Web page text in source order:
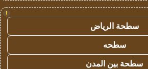
!
سطحة الرياض
سطحه
سطحة بين المدن